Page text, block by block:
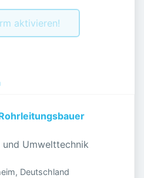
aktivieren!
und Umwelttechnik
Deutschland